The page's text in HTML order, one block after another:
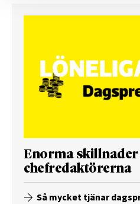
Enorma
chefredaktörerna
Så mycket tjänar